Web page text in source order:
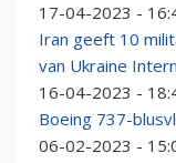
17-04-2023 -
Iran geeft 10
van Ukraine
16-04-2023 -
Boeing 737-
06-02-2023 -